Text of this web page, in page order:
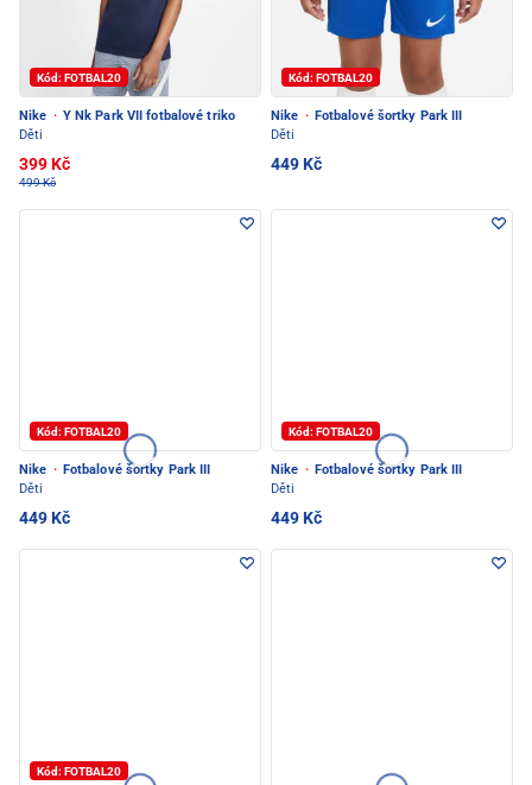
Kód: FOTBAL20
Nike · Y Nk Park VII fotbalové triko
Děti
399 Kč
499 Kč
Kód: FOTBAL20
Nike · Fotbalové šortky Park III
Děti
449 Kč
Kód: FOTBAL20
Nike · Fotbalové šortky Park III
Děti
449 Kč
Kód: FOTBAL20
Nike · Fotbalové šortky Park III
Děti
449 Kč
Kód: FOTBAL20